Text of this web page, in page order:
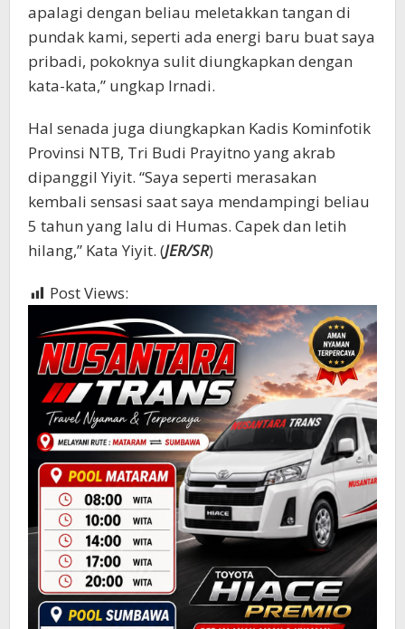
apalagi dengan beliau meletakkan tangan di
pundak kami, seperti ada energi baru buat saya
pribadi, pokoknya sulit diungkapkan dengan
kata-kata,” ungkap Irnadi.
Hal senada juga diungkapkan Kadis Kominfotik
Provinsi NTB, Tri Budi Prayitno yang akrab
dipanggil Yiyit. “Saya seperti merasakan
kembali sensasi saat saya mendampingi beliau
5 tahun yang lalu di Humas. Capek dan letih
hilang,” Kata Yiyit. (JER/SR)
Post Views: